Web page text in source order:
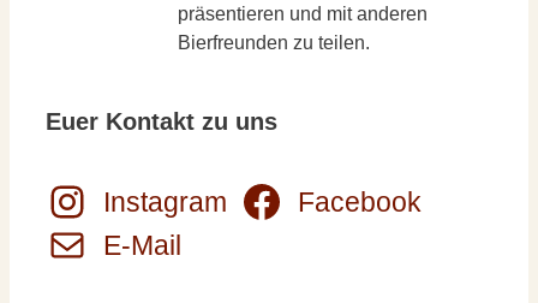
präsentieren und mit anderen
Bierfreunden zu teilen.
Euer Kontakt zu uns
Instagram
Facebook
E-Mail